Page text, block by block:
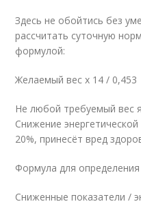
Здесь не обойтись без
рассчитать суточную
формулой:
Желаемый вес х 14 / 0,453
Не любой требуемый вес
Снижение
20%, принесёт вред
Формула для определения
Сниженные показатели /